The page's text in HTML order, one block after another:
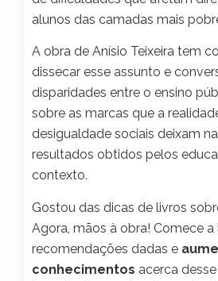
alunos das camadas mais
A obra de Anísio Teixeira tem
dissecar esse assunto e
disparidades entre o ensino
sobre as marcas que a
desigualdade sociais deixam
resultados obtidos pelos
contexto.
Gostou das dicas de livros
Agora, mãos à obra! Comece a
recomendações dadas e
conhecimentos acerca